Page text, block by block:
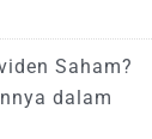
Saham?
dalam